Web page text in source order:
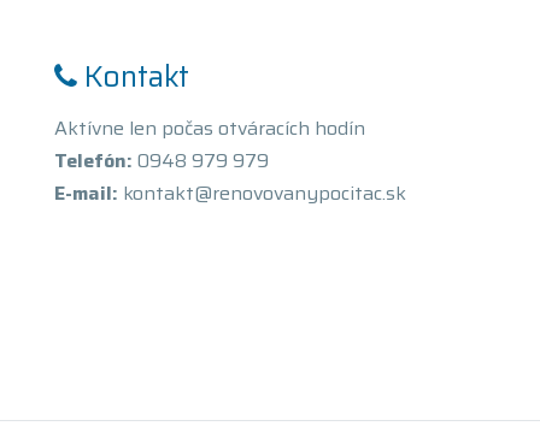
Kontakt
Aktívne len počas otváracích hodín
Telefón: 0948 979 979
E-mail: kontakt@renovovanypocitac.sk